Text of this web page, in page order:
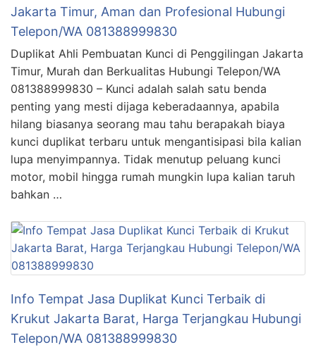
Jakarta Timur, Aman dan Profesional Hubungi
Telepon/WA 081388999830
Duplikat Ahli Pembuatan Kunci di Penggilingan Jakarta
Timur, Murah dan Berkualitas Hubungi Telepon/WA
081388999830 – Kunci adalah salah satu benda
penting yang mesti dijaga keberadaannya, apabila
hilang biasanya seorang mau tahu berapakah biaya
kunci duplikat terbaru untuk mengantisipasi bila kalian
lupa menyimpannya. Tidak menutup peluang kunci
motor, mobil hingga rumah mungkin lupa kalian taruh
bahkan …
Info Tempat Jasa Duplikat Kunci Terbaik di
Krukut Jakarta Barat, Harga Terjangkau Hubungi
Telepon/WA 081388999830